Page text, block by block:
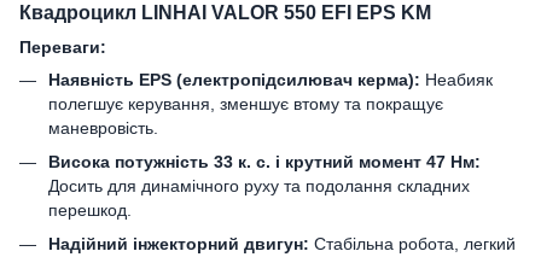
Квадроцикл LINHAI VALOR 550 EFI EPS KM
Переваги:
Наявність EPS (електропідсилювач керма): Неабияк
полегшує керування, зменшує втому та покращує
маневровість.
Висока потужність 33 к. с. і крутний момент 47 Нм:
Досить для динамічного руху та подолання складних
перешкод.
Надійний інжекторний двигун: Стабільна робота, легкий